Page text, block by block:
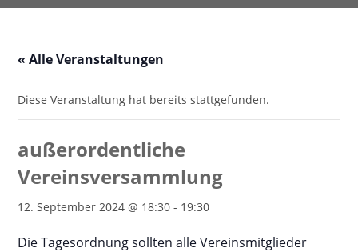
« Alle Veranstaltungen
Diese Veranstaltung hat bereits stattgefunden.
außerordentliche
Vereinsversammlung
12. September 2024 @ 18:30 - 19:30
Die Tagesordnung sollten alle Vereinsmitglieder